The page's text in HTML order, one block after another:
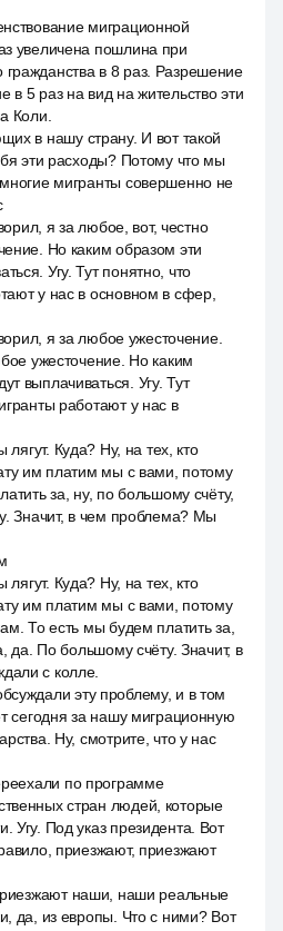
миграционной
увеличена пошлина при
в 8 раз. Разрешение
в 5 раз на вид на жительство эти
Коли.
в нашу страну. И вот такой
эти расходы? Потому что мы
мигранты совершенно не
я за любое, вот, честно
Но каким образом эти
Угу. Тут понятно, что
у нас в основном в сфер,
я за любое ужесточение.
ужесточение. Но каким
выплачиваться. Угу. Тут
работают у нас в
лягут. Куда? Ну, на тех, кто
им платим мы с вами, потому
за, ну, по большому счёту,
Значит, в чем проблема? Мы
лягут. Куда? Ну, на тех, кто
им платим мы с вами, потому
То есть мы будем платить за,
да. По большому счёту. Значит, в
с колле.
эту проблему, и в том
сегодня за нашу миграционную
Ну, смотрите, что у нас
по программе
стран людей, которые
Угу. Под указ президента. Вот
приезжают, приезжают
наши, наши реальные
да, из европы. Что с ними? Вот